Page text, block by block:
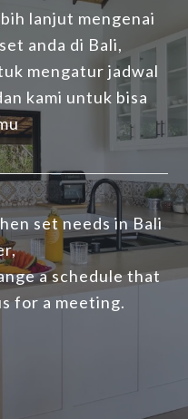
lanjut mengenai
anda di Bali,
mengatur jadwal
kami untuk bisa
set needs in Bali
a schedule that
for a meeting.